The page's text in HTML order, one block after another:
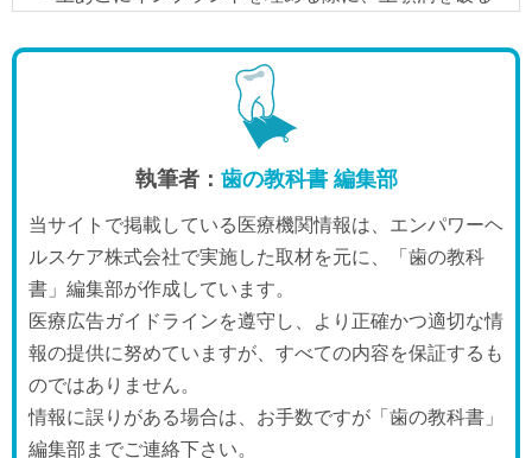
執筆者： 歯の教科書 編集部
当サイトで掲載している医療機関情報は、エンパワーヘ
ルスケア株式会社で実施した取材を元に、「歯の教科
書」編集部が作成しています。
医療広告ガイドラインを遵守し、より正確かつ適切な情
報の提供に努めていますが、すべての内容を保証するも
のではありません。
情報に誤りがある場合は、お手数ですが「歯の教科書」
編集部までご連絡下さい。